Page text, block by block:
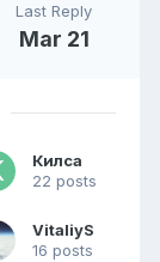
Last Reply
Mar 21
Килса
22 posts
VitaliyS
16 posts